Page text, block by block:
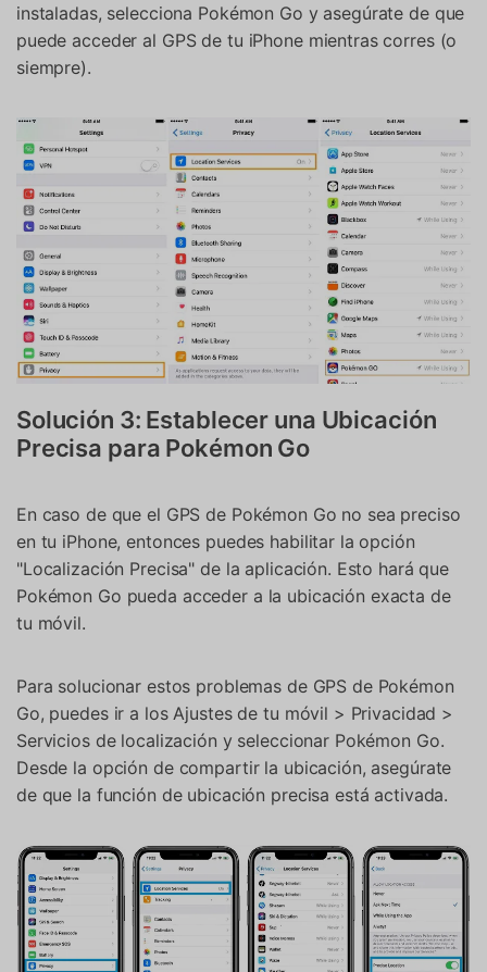
instaladas, selecciona Pokémon Go y asegúrate de que
puede acceder al GPS de tu iPhone mientras corres (o
siempre).
Solución 3: Establecer una Ubicación
Precisa para Pokémon Go
En caso de que el GPS de Pokémon Go no sea preciso
en tu iPhone, entonces puedes habilitar la opción
"Localización Precisa" de la aplicación. Esto hará que
Pokémon Go pueda acceder a la ubicación exacta de
tu móvil.
Para solucionar estos problemas de GPS de Pokémon
Go, puedes ir a los Ajustes de tu móvil > Privacidad >
Servicios de localización y seleccionar Pokémon Go.
Desde la opción de compartir la ubicación, asegúrate
de que la función de ubicación precisa está activada.